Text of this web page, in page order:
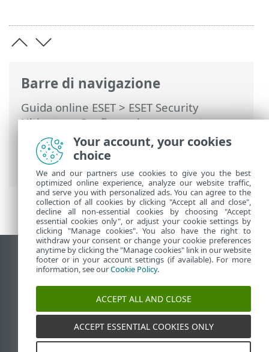
Barre di navigazione
Guida online ESET>ESET Security
Ultimate>Configurazione avanzata>
Controlli
>Controllo del dispositivo>
Controllo all'avvio
> Controllo automatico
file di avvio
Visualizza sito desktop
End of Life
ESET Knowledge Base
ESET Status Portal
Supporto regionale
Your account, your cookies
choice
We and our partners use cookies to give you the best
optimized online experience, analyze our website traffic,
and serve you with personalized ads. You can agree to the
collection of all cookies by clicking "Accept all and close",
decline all non-essential cookies by choosing "Accept
essential cookies only", or adjust your cookie settings by
clicking "Manage cookies". You also have the right to
withdraw your consent or change your cookie preferences
anytime by clicking the "Manage cookies" link in our website
footer or in your account settings (if available). For more
information, see ourCookie Policy.
ACCEPT ALL AND CLOSE
ACCEPT ESSENTIAL COOKIES ONLY